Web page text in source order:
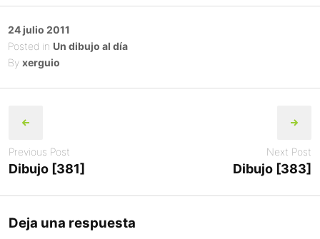
Posted
on
24 julio 2011
Posted in Un dibujo al día
By xerguio
navigation
Previous Post
Dibujo [381]
Next Post
Dibujo [383]
Deja una respuesta